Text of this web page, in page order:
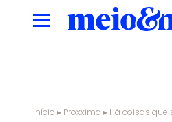
Início ▸ Proxxima ▸ Há coisas